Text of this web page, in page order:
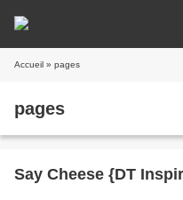
Accueil » pages
pages
Say Cheese {DT